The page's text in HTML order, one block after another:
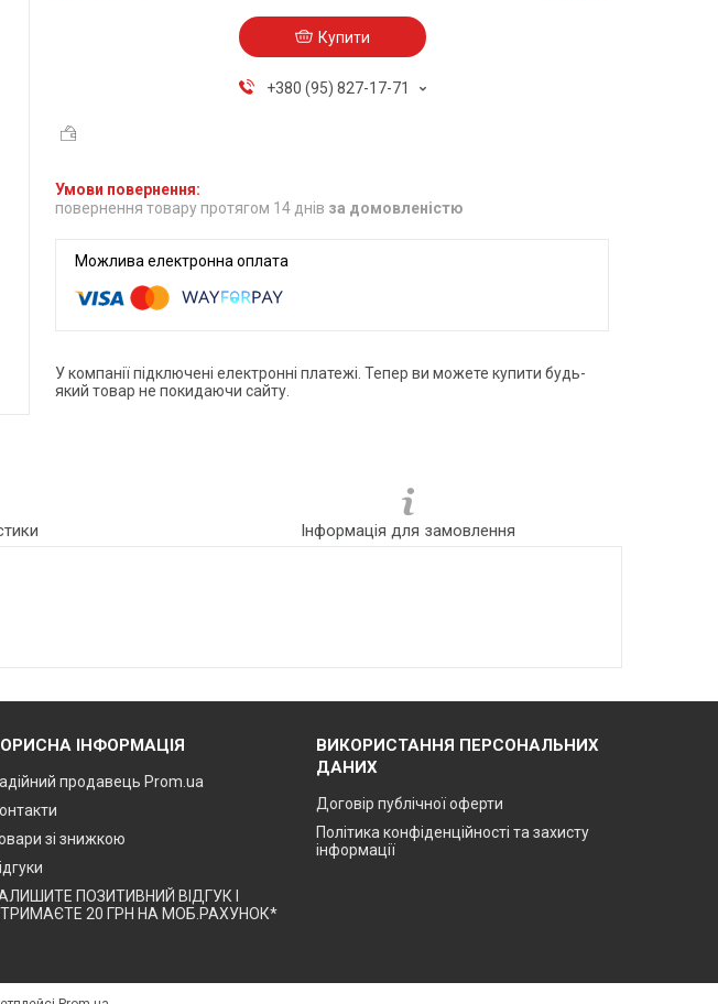
Купити
+380 (95) 827-17-71
повернення товару протягом 14 днів за домовленістю
У компанії підключені електронні платежі. Тепер ви можете купити будь-
який товар не покидаючи сайту.
Інформація для замовлення
ІНФОРМАЦІЯ
продавець Prom.ua
зі знижкою
ПОЗИТИВНИЙ ВІДГУК І
20 ГРН НА МОБ.РАХУНОК*
ВИКОРИСТАННЯ ПЕРСОНАЛЬНИХ
ДАНИХ
Договір публічної оферти
Політика конфіденційності та захисту
інформації